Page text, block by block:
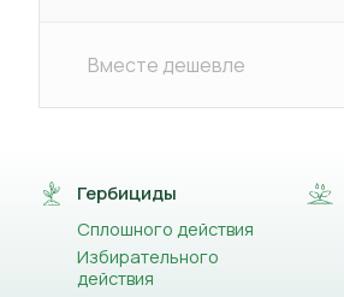
Вместе дешевле
Гербициды
Сплошного действия
Избирательного
действия